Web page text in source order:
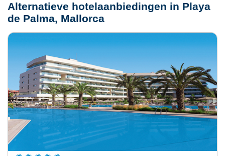
Alternatieve hotelaanbiedingen in Playa
de Palma, Mallorca